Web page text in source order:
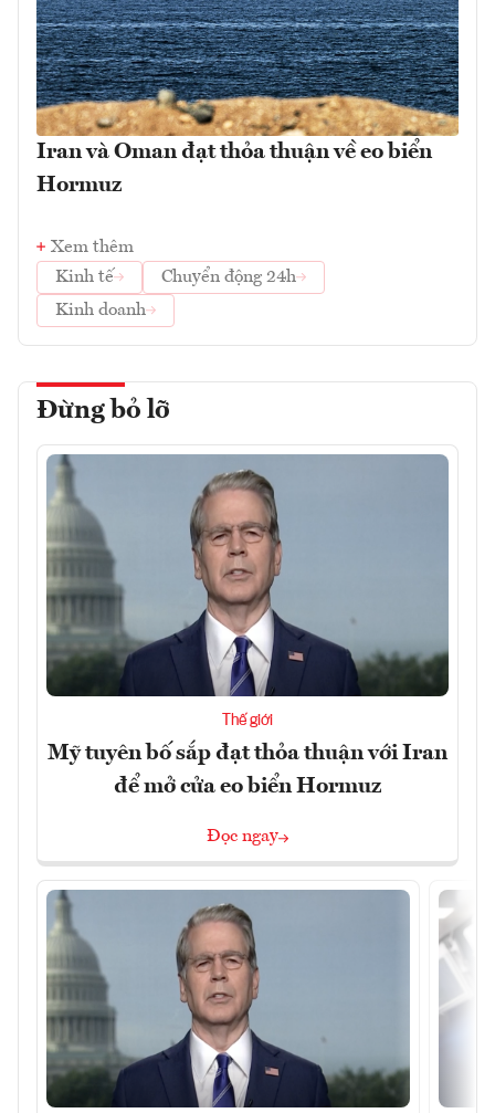
Iran và Oman đạt thỏa thuận về eo biển
Hormuz
Xem thêm
Kinh tế
Chuyển động 24h
Kinh doanh
Đừng bỏ lỡ
Thế giới
Mỹ tuyên bố sắp đạt thỏa thuận với Iran
để mở cửa eo biển Hormuz
Đọc ngay